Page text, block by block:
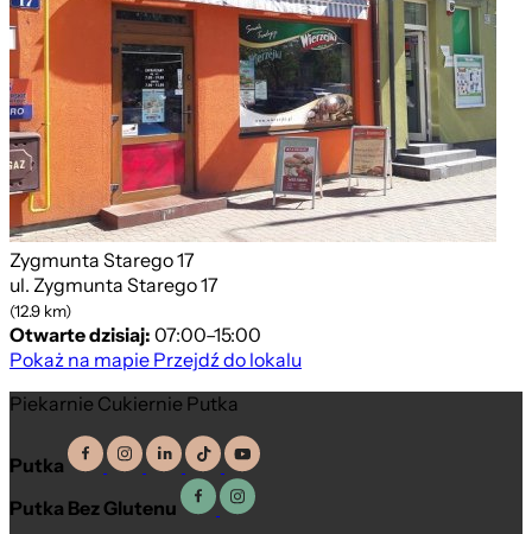
Zygmunta Starego 17
ul. Zygmunta Starego 17
(12.9 km)
Otwarte dzisiaj:07:00–15:00
Pokaż na mapiePrzejdź do lokalu
Piekarnie Cukiernie Putka
Putka
Putka Bez Glutenu